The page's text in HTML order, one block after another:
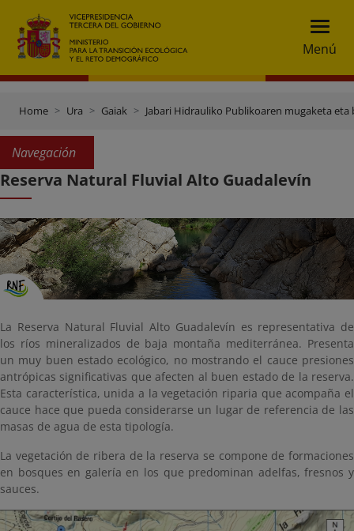
Menú
Home Ura Gaiak Jabari Hidrauliko Publikoaren mugaketa eta
Navegación
Reserva Natural Fluvial Alto Guadalevín
La Reserva Natural Fluvial Alto Guadalevín es representativa de
los ríos mineralizados de baja montaña mediterránea. Presenta
un muy buen estado ecológico, no mostrando el cauce presiones
antrópicas significativas que afecten al buen estado de la reserva.
Esta característica, unida a la vegetación riparia que acompaña el
cauce hace que pueda considerarse un lugar de referencia de las
masas de agua de esta tipología.
La vegetación de ribera de la reserva se compone de formaciones
en bosques en galería en los que predominan adelfas, fresnos y
sauces.